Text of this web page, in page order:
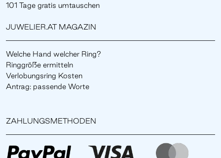
101 Tage gratis umtauschen
JUWELIER.AT MAGAZIN
Welche Hand welcher Ring?
Ringgröße ermitteln
Verlobungsring Kosten
Antrag: passende Worte
ZAHLUNGSMETHODEN